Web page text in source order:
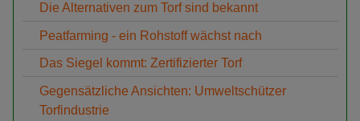
Die Alternativen zum Torf sind bekannt
Peatfarming - ein Rohstoff wächst nach
Das Siegel kommt: Zertifizierter Torf
Gegensätzliche Ansichten: Umweltschützer
Torfindustrie